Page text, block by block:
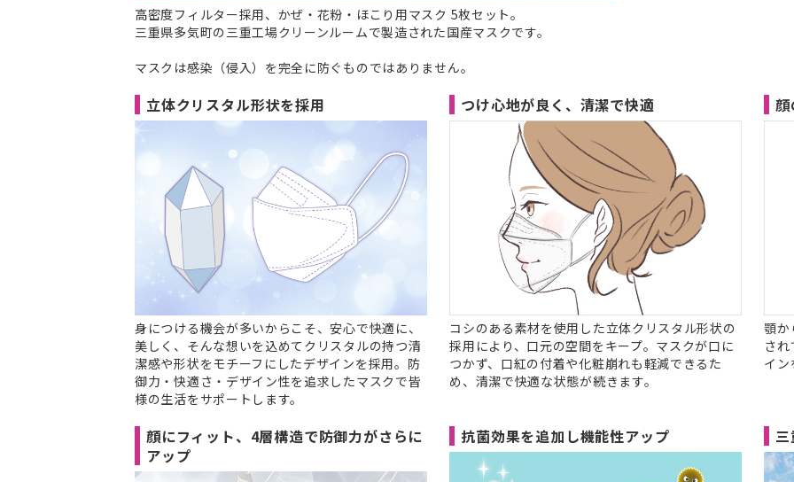
高密度フィルター採用、かぜ・花粉・ほこり用マスク 5枚セット。
三重県多気町の三重工場クリーンルームで製造された国産マスクです。
マスクは感染（侵入）を完全に防ぐものではありません。
立体クリスタル形状を採用
身につける機会が多いからこそ、安心で快適に、
美しく、そんな想いを込めてクリスタルの持つ清
潔感や形状をモチーフにしたデザインを採用。防
御力・快適さ・デザイン性を追求したマスクで皆
様の生活をサポートします。
つけ心地が良く、清潔で快適
コシのある素材を使用した立体クリスタル形状の
採用により、口元の空間をキープ。マスクが口に
つかず、口紅の付着や化粧崩れも軽減できるた
め、清潔で快適な状態が続きます。
顔
顎か
さ
イン
顔にフィット、4層構造で防御力がさらに
アップ
抗菌効果を追加し機能性アップ